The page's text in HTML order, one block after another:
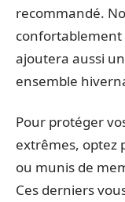
recommandé.
confortablement
ajoutera aussi
ensemble
Pour protéger
extrêmes, optez
ou munis de
Ces derniers